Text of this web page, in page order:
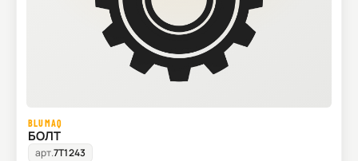
BLUMAQ
БОЛТ
арт.7T1243